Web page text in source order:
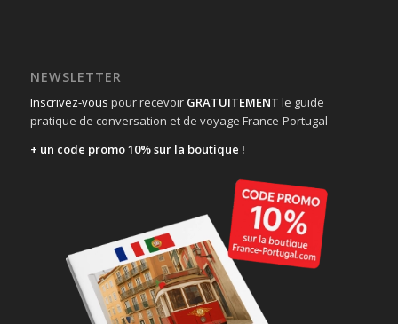
NEWSLETTER
Inscrivez-vous pour recevoir GRATUITEMENT le guide
pratique de conversation et de voyage France-Portugal
+ un code promo 10% sur la boutique !